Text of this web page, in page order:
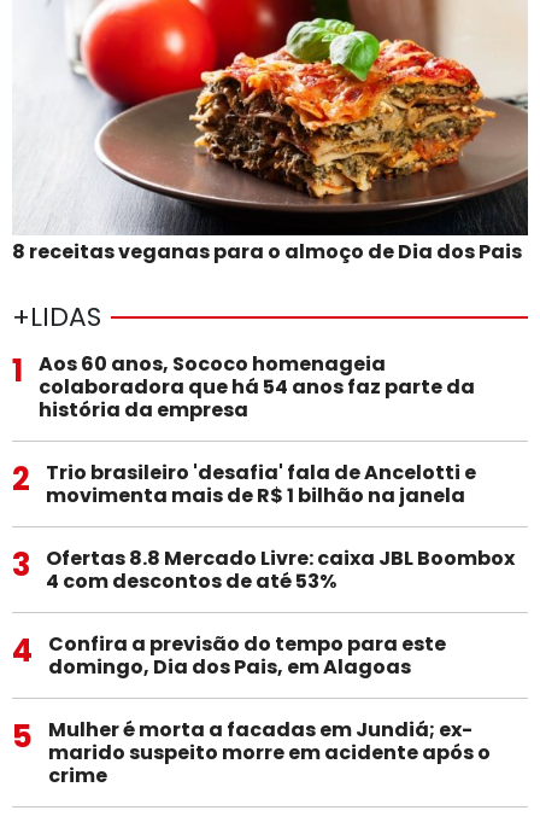
8 receitas veganas para o almoço de Dia dos Pais
+LIDAS
1
Aos 60 anos, Sococo homenageia
colaboradora que há 54 anos faz parte da
história da empresa
2
Trio brasileiro 'desafia' fala de Ancelotti e
movimenta mais de R$ 1 bilhão na janela
3
Ofertas 8.8 Mercado Livre: caixa JBL Boombox
4 com descontos de até 53%
4
Confira a previsão do tempo para este
domingo, Dia dos Pais, em Alagoas
5
Mulher é morta a facadas em Jundiá; ex-
marido suspeito morre em acidente após o
crime